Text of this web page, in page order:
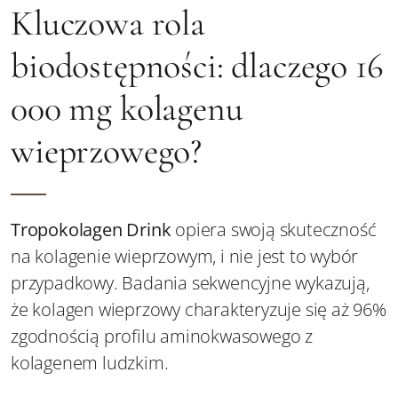
Kluczowa rola
biodostępności: dlaczego 16
000 mg kolagenu
wieprzowego?
Tropokolagen Drink opiera swoją skuteczność
na kolagenie wieprzowym, i nie jest to wybór
przypadkowy. Badania sekwencyjne wykazują,
że kolagen wieprzowy charakteryzuje się aż 96%
zgodnością profilu aminokwasowego z
kolagenem ludzkim.